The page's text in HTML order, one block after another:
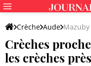
Crèche Aude Mazuby
Crèches
les crèches